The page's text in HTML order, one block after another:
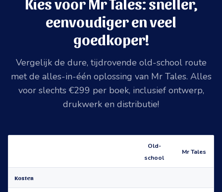
eenvoudiger en veel
goedkoper!
Vergelijk de dure, tijdrovende old-school route
met de alles-in-één oplossing van Mr Tales. Alles
voor slechts €299 per boek, inclusief ontwerp,
drukwerk en distributie!
Old-
school
Mr Tales
Kosten